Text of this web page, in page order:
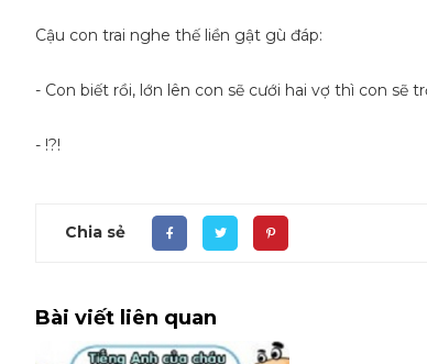
Cậu con trai nghe thế liền gật gù đáp:
- Con biết rồi, lớn lên con sẽ cưới hai vợ thì con
- !?!
Chia sẻ
Bài viết liên quan